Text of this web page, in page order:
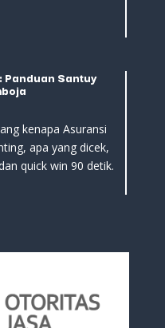
Panduan Santuy
kenapa Asuransi
apa yang dicek,
quick win 90 detik.